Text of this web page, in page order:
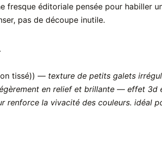
fresque éditoriale pensée pour habiller
pas de découpe inutile.
tissé)) — texture de petits galets
en relief et brillante — effet 3d
renforce la vivacité des couleurs. idéal